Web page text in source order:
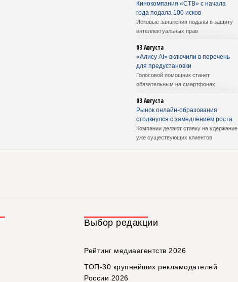
Кинокомпания «СТВ» с начала
года подала 100 исков
Исковые заявления поданы в защиту
интеллектуальных прав
03 Августа
«Алису AI» включили в перечень
для предустановки
Голосовой помощник станет
обязательным на смартфонах
03 Августа
Рынок онлайн-образования
столкнулся с замедлением роста
Компании делают ставку на удержание
уже существующих клиентов
Выбор редакции
Рейтинг медиаагентств 2026
ТОП-30 крупнейших рекламодателей
России 2026